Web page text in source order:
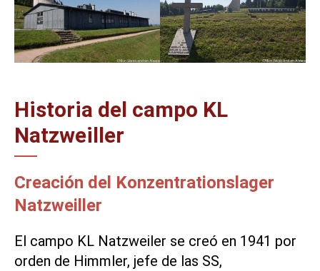
Historia del campo KL
Natzweiller
Creación del Konzentrationslager
Natzweiller
El campo KL Natzweiler se creó en 1941 por
orden de Himmler, jefe de las SS,